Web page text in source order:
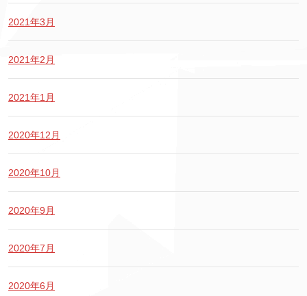
2021年3月
2021年2月
2021年1月
2020年12月
2020年10月
2020年9月
2020年7月
2020年6月